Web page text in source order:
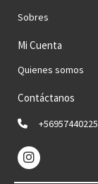
Sobres
Mi Cuenta
Quienes somos
Contáctanos
+56957440225